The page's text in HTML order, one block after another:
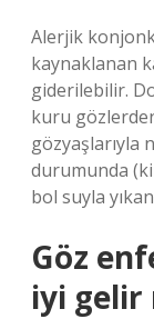
Alerjik
kaynaklanan
giderilebilir.
kuru
gözyaşlarıyla
durumunda
bol suyla
Göz
iyi gelir